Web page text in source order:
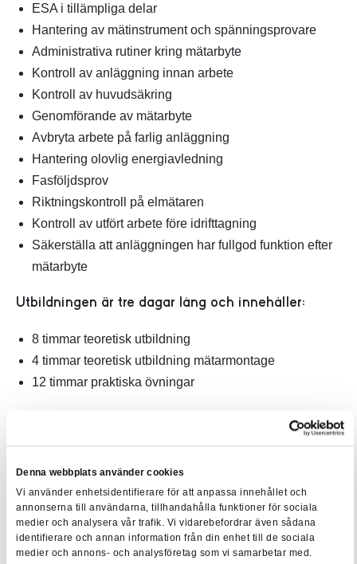
Denna webbplats använder cookies
Vi använder enhetsidentifierare för att anpassa innehållet och
annonserna till användarna, tillhandahålla funktioner för sociala
medier och analysera vår trafik. Vi vidarebefordrar även sådana
identifierare och annan information från din enhet till de sociala
medier och annons- och analysföretag som vi samarbetar med.
ESA i tillämpliga delar
Hantering av mätinstrument och spänningsprovare
Administrativa rutiner kring mätarbyte
Kontroll av anläggning innan arbete
Kontroll av huvudsäkring
Genomförande av mätarbyte
Avbryta arbete på farlig anläggning
Hantering olovlig energiavledning
Fasföljdsprov
Riktningskontroll på elmätaren
Kontroll av utfört arbete före idrifttagning
Säkerställa att anläggningen har fullgod funktion efter
mätarbyte
Utbildningen är tre dagar lång och innehåller:
8 timmar teoretisk utbildning
4 timmar teoretisk utbildning mätarmontage
12 timmar praktiska övningar
Efter avslutad utbildning ska kursdeltagaren ha kunskap i
enlighet med utbildningsspecifikationen. Deltagaren ska
också ha visat förmåga att omvandla kunskap till praktiskt
utförande genom godkänt resultat på kunskapstest och
praktiska övningar. Godkänt resultat ger EBR-intyg.
Repetitionsutbildning ska genomföras med ett intervall på